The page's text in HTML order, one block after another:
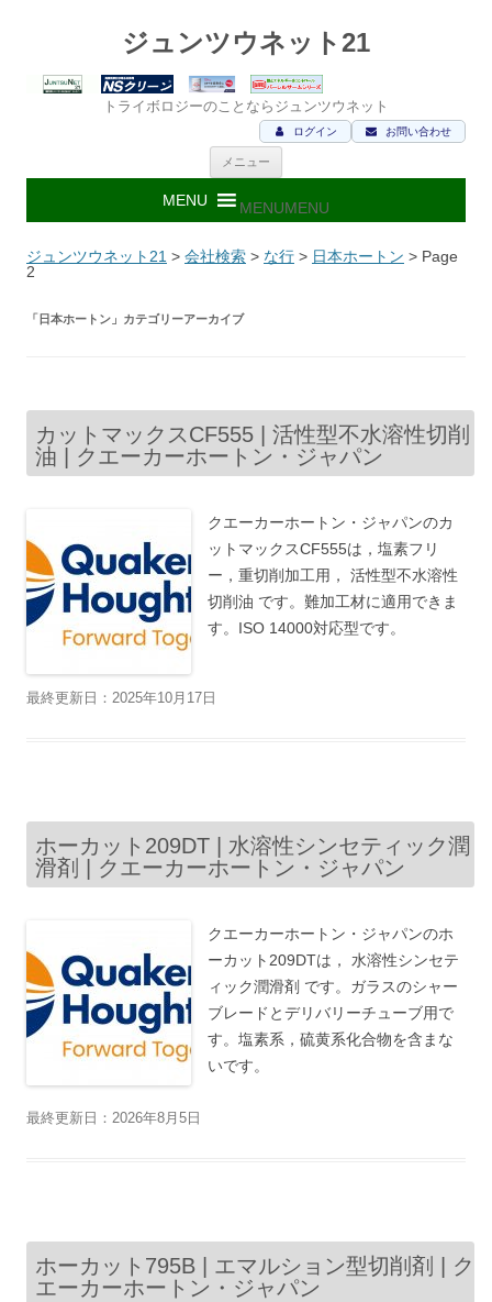
ジュンツウネット21
トライボロジーのことならジュンツウネット
お問い合わせ
ログイン
メニュー
ン
ツ
ス
キ
MENUMENU
ジュンツウネット21 > 会社検索 > な行 > 日本ホートン > Page
2
「 日本ホートン 」カテゴリーアーカイブ
カットマックスCF555 | 活性型不水溶性切削
油 | クエーカーホートン・ジャパン
クエーカーホートン・ジャパンのカ
ットマックスCF555は，塩素フリ
ー，重切削加工用， 活性型不水溶性
切削油 です。難加工材に適用できま
す。ISO 14000対応型です。
最終更新日：2025年10月17日
ホーカット209DT | 水溶性シンセティック潤
滑剤 | クエーカーホートン・ジャパン
クエーカーホートン・ジャパンのホ
ーカット209DTは， 水溶性シンセテ
ィック潤滑剤 です。ガラスのシャー
ブレードとデリバリーチューブ用で
す。塩素系，硫黄系化合物を含まな
いです。
最終更新日：2026年8月5日
ホーカット795B | エマルション型切削剤 | ク
エーカーホートン・ジャパン